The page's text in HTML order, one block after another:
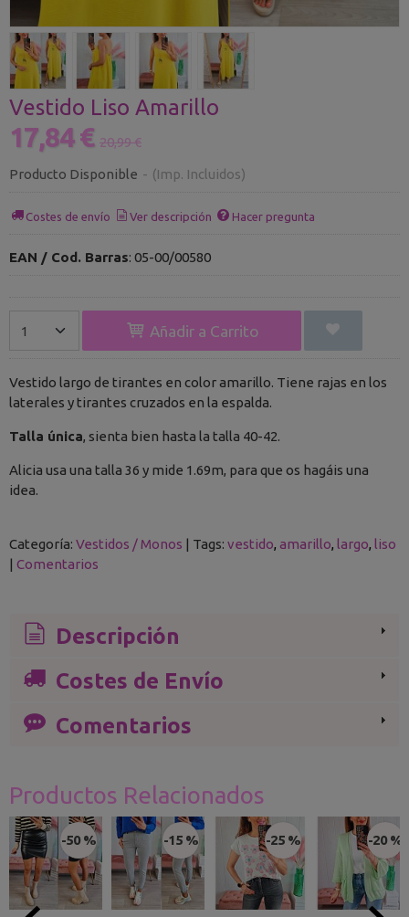
Vestido Liso Amarillo
17,84 € 20,99 €
Producto Disponible - (Imp. Incluidos)
Costes de envío Ver descripción Hacer pregunta
EAN / Cod. Barras: 05-00/00580
Añadir a Carrito
Vestido largo de tirantes en color amarillo. Tiene rajas en los
laterales y tirantes cruzados en la espalda.
Talla única, sienta bien hasta la talla 40-42.
Alicia usa una talla 36 y mide 1.69m, para que os hagáis una
idea.
Categoría: Vestidos / Monos | Tags: vestido amarillo largo liso
| Comentarios
Descripción
Costes de Envío
Comentarios
Productos Relacionados
-50 % -15 % -25 % -20 %